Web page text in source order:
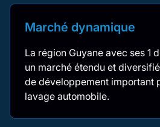
Marché dynamique
La région Guyane avec ses 1
un marché étendu et
de développement important
lavage automobile.